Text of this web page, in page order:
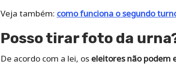
Veja também: como funciona o segundo
Posso tirar foto da
De acordo com a lei, os eleitores não podem